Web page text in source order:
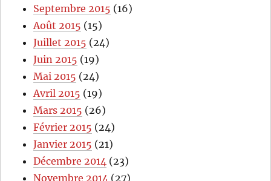
Septembre 2015 (16)
Août 2015 (15)
Juillet 2015 (24)
Juin 2015 (19)
Mai 2015 (24)
Avril 2015 (19)
Mars 2015 (26)
Février 2015 (24)
Janvier 2015 (21)
Décembre 2014 (23)
Novembre 2014 (27)